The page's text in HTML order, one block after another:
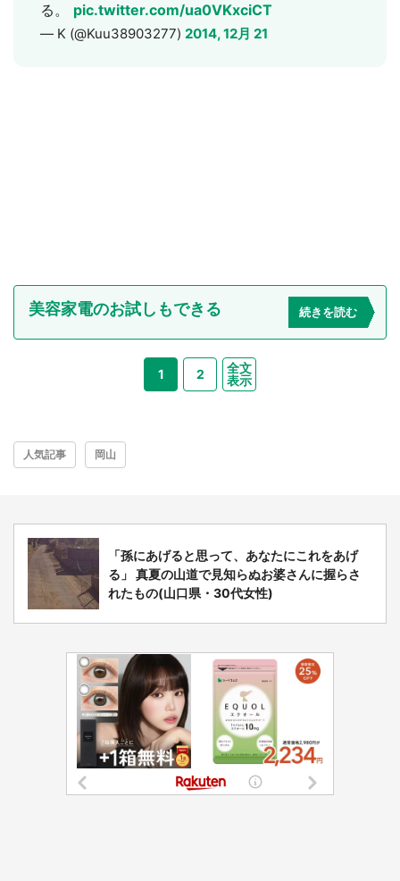
る。 pic.twitter.com/ua0VKxciCT
— K (@Kuu38903277) 2014, 12月 21
美容家電のお試しもできる 続きを読む
1 2
全文
表示
人気記事 岡山
「孫にあげると思って、あなたにこれをあげ
る」 真夏の山道で見知らぬお婆さんに握らさ
れたもの(山口県・30代女性)